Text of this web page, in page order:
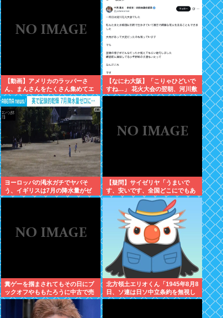
【動画】アメリカのラッパーさ
ん、まんさんをたくさん集めてエ
チエチダンスを全裸で踊るMVを撮
ってしまう❤
【なにわ大阪】「こりゃひどいで
すね…」 花火大会の翌朝、河川敷
に広がっていた衝撃の光景
ヨーロッパの渇水ガチでヤバそ
う、イギリスは7月の降水量がゼ
ロに 専門家「今年は過去最悪の不
【疑問】サイゼリヤ「うまいで
す、安いです、全国どこにでもあ
ります」←こいつの弱点
糞ゲーを掴まされてもその日にブ
ックオフやももたろうに中古で売
りつける事ができなくなる時代に
北方領土エリオくん「1945年8月8
日、ソ連は日ソ中立条約を無視し
宣戦布告、翌9日に日本への侵攻